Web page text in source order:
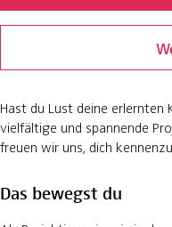
Hast du Lust deine
vielfältige und spannende
freuen wir uns, dich
Das bewegst du